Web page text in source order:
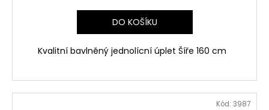
DO KOŠÍKU
Kvalitní bavlněný jednolícní úplet Šíře 160 cm
Kód: 3987